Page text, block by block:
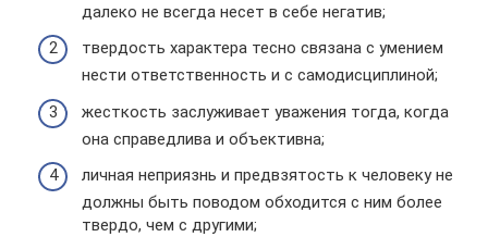
далеко не всегда несет в себе негатив;
твердость характера тесно связана с умением
нести ответственность и с самодисциплиной;
жесткость заслуживает уважения тогда, когда
она справедлива и объективна;
личная неприязнь и предвзятость к человеку не
должны быть поводом обходится с ним более
твердо, чем с другими;